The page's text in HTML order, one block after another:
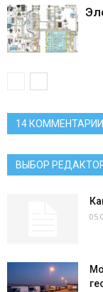
14 КОММЕНТАРИИ
ВЫБОР